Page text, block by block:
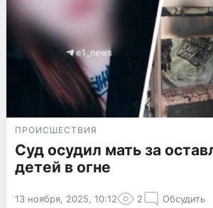
ПРОИСШЕСТВИЯ
Суд осудил мать за
детей в огне
13 ноября, 2025, 10:12 2 Обсудить